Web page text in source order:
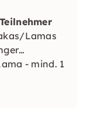
Lamas
- mind. 1